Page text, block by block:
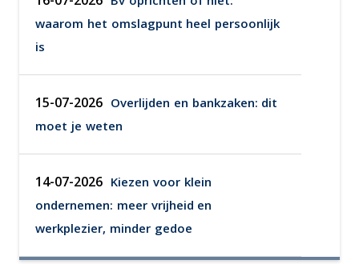
waarom het omslagpunt heel persoonlijk
is
15-07-2026 Overlijden en bankzaken: dit
moet je weten
14-07-2026 Kiezen voor klein
ondernemen: meer vrijheid en
werkplezier, minder gedoe